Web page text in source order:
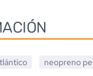
neopreno